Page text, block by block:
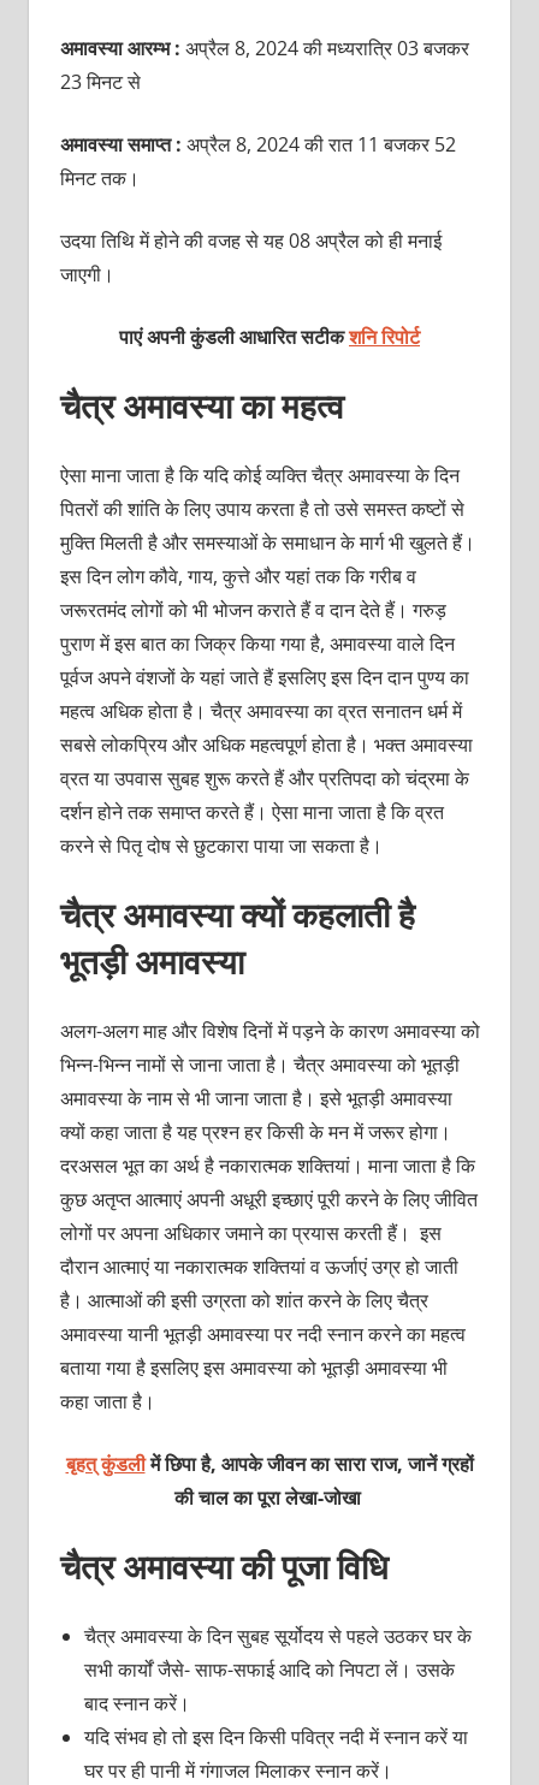
अमावस्या आरम्भ : अप्रैल 8, 2024 की मध्यरात्रि 03 बजकर
23 मिनट से
अमावस्या समाप्त : अप्रैल 8, 2024 की रात 11 बजकर 52
मिनट तक।
उदया तिथि में होने की वजह से यह 08 अप्रैल को ही मनाई
जाएगी।
पाएं अपनी कुंडली आधारित सटीकशनि रिपोर्ट
चैत्र अमावस्या का महत्व
ऐसा माना जाता है कि यदि कोई व्यक्ति चैत्र अमावस्या के दिन
पितरों की शांति के लिए उपाय करता है तो उसे समस्त कष्टों से
मुक्ति मिलती है और समस्याओं के समाधान के मार्ग भी खुलते हैं।
इस दिन लोग कौवे, गाय, कुत्ते और यहां तक कि गरीब व
जरूरतमंद लोगों को भी भोजन कराते हैं व दान देते हैं। गरुड़
पुराण में इस बात का जिक्र किया गया है, अमावस्या वाले दिन
पूर्वज अपने वंशजों के यहां जाते हैं इसलिए इस दिन दान पुण्य का
महत्व अधिक होता है। चैत्र अमावस्या का व्रत सनातन धर्म में
सबसे लोकप्रिय और अधिक महत्वपूर्ण होता है। भक्त अमावस्या
व्रत या उपवास सुबह शुरू करते हैं और प्रतिपदा को चंद्रमा के
दर्शन होने तक समाप्त करते हैं। ऐसा माना जाता है कि व्रत
करने से पितृ दोष से छुटकारा पाया जा सकता है।
चैत्र अमावस्या क्यों कहलाती है
भूतड़ी अमावस्या
अलग-अलग माह और विशेष दिनों में पड़ने के कारण अमावस्या को
भिन्न-भिन्न नामों से जाना जाता है। चैत्र अमावस्या को भूतड़ी
अमावस्या के नाम से भी जाना जाता है। इसे भूतड़ी अमावस्या
क्यों कहा जाता है यह प्रश्न हर किसी के मन में जरूर होगा।
दरअसल भूत का अर्थ है नकारात्मक शक्तियां। माना जाता है कि
कुछ अतृप्त आत्माएं अपनी अधूरी इच्छाएं पूरी करने के लिए जीवित
लोगों पर अपना अधिकार जमाने का प्रयास करती हैं। इस
दौरान आत्माएं या नकारात्मक शक्तियां व ऊर्जाएं उग्र हो जाती
है। आत्माओं की इसी उग्रता को शांत करने के लिए चैत्र
अमावस्या यानी भूतड़ी अमावस्या पर नदी स्नान करने का महत्व
बताया गया है इसलिए इस अमावस्या को भूतड़ी अमावस्या भी
कहा जाता है।
बृहत् कुंडलीमें छिपा है, आपके जीवन का सारा राज, जानें ग्रहों
की चाल का पूरा लेखा-जोखा
चैत्र अमावस्या की पूजा विधि
चैत्र अमावस्या के दिन सुबह सूर्योदय से पहले उठकर घर के
सभी कार्यों जैसे- साफ-सफाई आदि को निपटा लें। उसके
बाद स्नान करें।
यदि संभव हो तो इस दिन किसी पवित्र नदी में स्नान करें या
घर पर ही पानी में गंगाजल मिलाकर स्नान करें।